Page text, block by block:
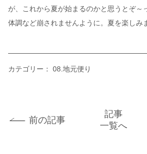
が、これから夏が始まるのかと思うとぞ～
体調など崩されませんように。夏を楽しみ
カテゴリー： 08.地元便り
前の記事
記事
一覧へ